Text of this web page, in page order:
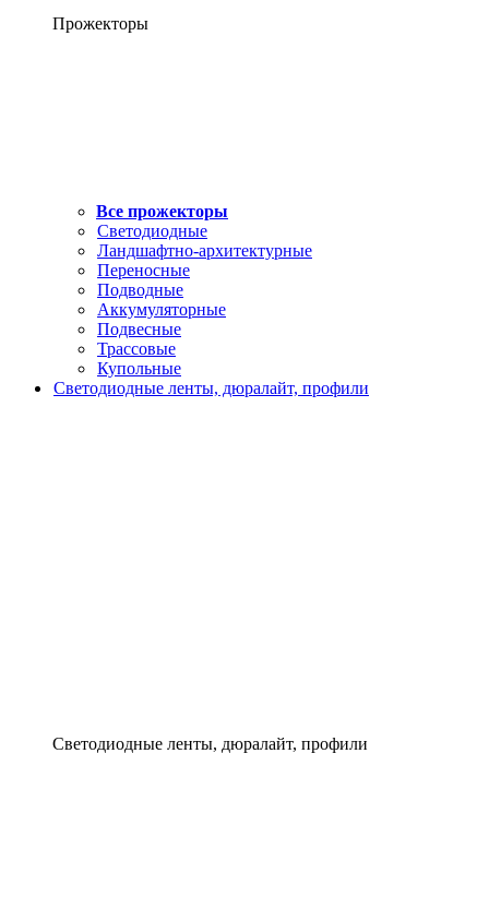
Прожекторы
Все прожекторы
Светодиодные
Ландшафтно-архитектурные
Переносные
Подводные
Аккумуляторные
Подвесные
Трассовые
Купольные
Светодиодные ленты, дюралайт, профили
Светодиодные ленты, дюралайт, профили